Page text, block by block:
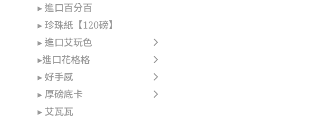
▸ 進口百分百
▸ 珍珠紙【120磅】
▸ 進口艾玩色
▸進口花格格
▸ 好手感
▸ 厚磅底卡
▸ 艾瓦瓦